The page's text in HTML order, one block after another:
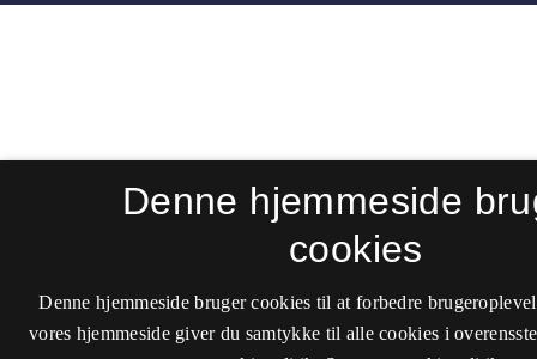
Denne hjemmeside
cookies
Denne hjemmeside bruger cookies til at forbedre
vores hjemmeside giver du samtykke til alle cookies i